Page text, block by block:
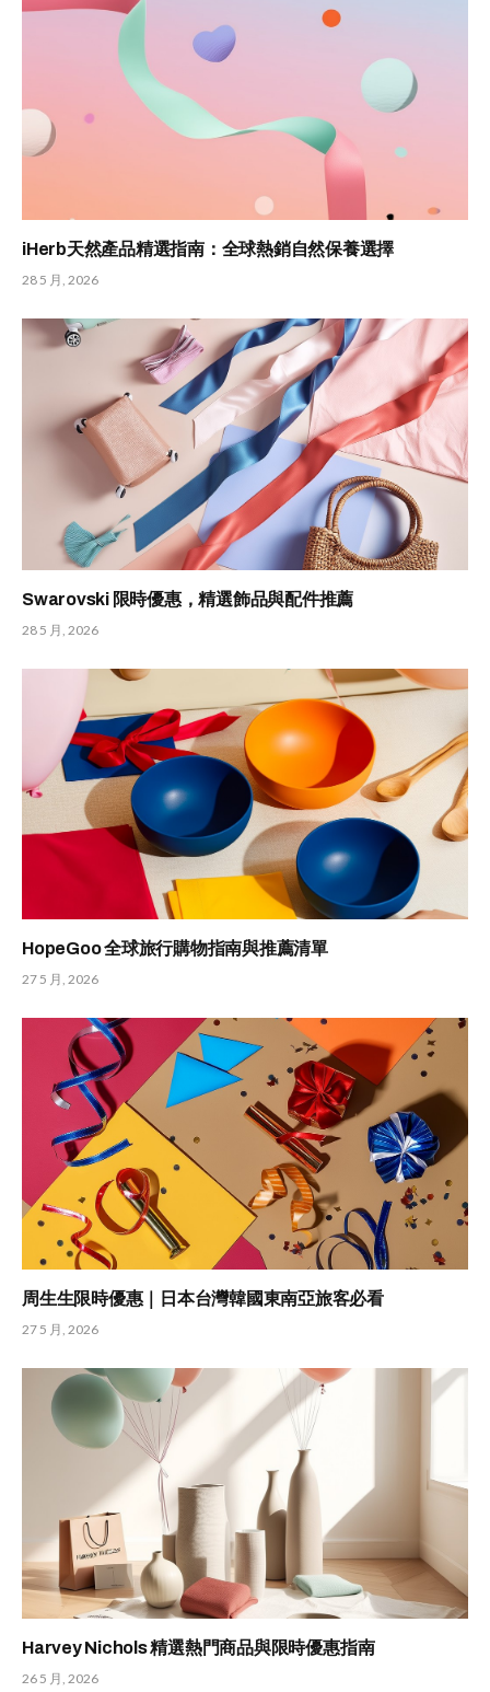
iHerb天然產品精選指南：全球熱銷自然保養選擇
28 5 月, 2026
Swarovski 限時優惠，精選飾品與配件推薦
28 5 月, 2026
HopeGoo 全球旅行購物指南與推薦清單
27 5 月, 2026
周生生限時優惠｜日本台灣韓國東南亞旅客必看
27 5 月, 2026
Harvey Nichols 精選熱門商品與限時優惠指南
26 5 月, 2026